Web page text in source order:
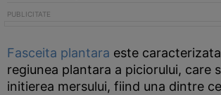
Fasceita plantara este
regiunea plantara a piciorului, care
initierea mersului, fiind una dintre